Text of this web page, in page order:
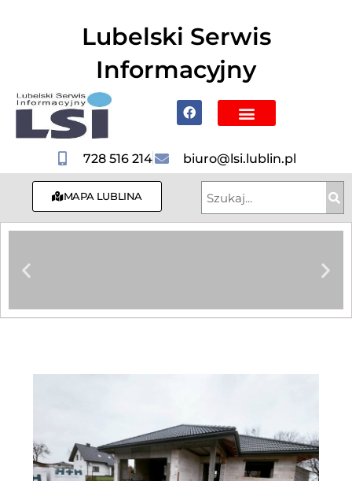
Lubelski Serwis
Informacyjny
728 516 214 biuro@lsi.lublin.pl
MAPA LUBLINA